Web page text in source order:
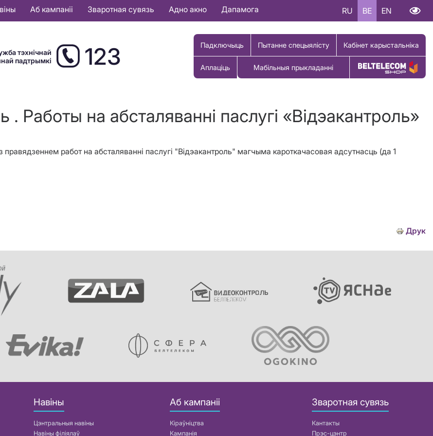
Аб кампаніі Зваротная сувязь Адно акно Дапамога RU BE EN
тэхнічнай
падтрымкі
123 Падключыць Пытанне спецыялісту Кабінет карыстальніка
Аплаціць Мабільныя прыкладанні Купіць тавар
. Работы на абсталяваннi паслугi «Вiдэакантроль»
работ на абсталяванні паслугі "Відэакантроль" магчыма кароткачасовая адсутнасць (да 1
Друк
Навіны
Цэнтральныя навіны
Навіны філіялаў
Аб кампаніі
Кіраўніцтва
Кампанія
Зваротная сувязь
Кантакты
Прэс-цэнтр